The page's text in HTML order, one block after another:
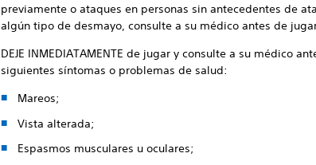
previamente o ataques en personas sin antecedentes de
algún tipo de desmayo, consulte a su médico antes de
DEJE INMEDIATAMENTE de jugar y consulte a su médico
siguientes síntomas o problemas de salud:
Mareos;
Vista alterada;
Espasmos musculares u oculares;